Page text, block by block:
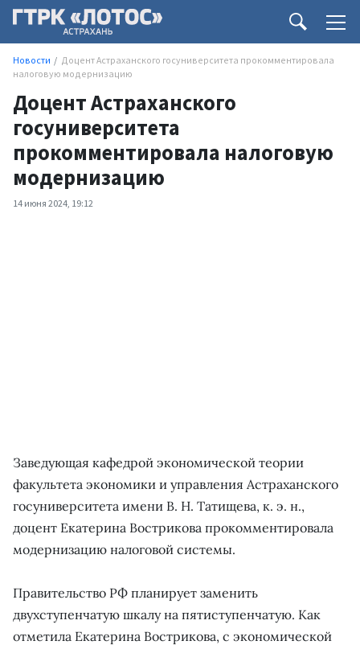
Новости
Доцент Астраханского госуниверситета прокомментировала
налоговую модернизацию
Доцент Астраханского
госуниверситета
прокомментировала налоговую
модернизацию
14 июня 2024, 19:12
Заведующая кафедрой экономической теории
факультета экономики и управления Астраханского
госуниверситета имени В. Н. Татищева, к. э. н.,
доцент Екатерина Вострикова прокомментировала
модернизацию налоговой системы.
Правительство РФ планирует заменить
двухступенчатую шкалу на пятиступенчатую. Как
отметила Екатерина Вострикова, с экономической